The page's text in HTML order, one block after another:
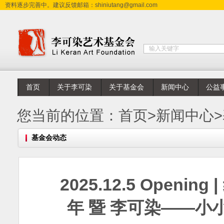
资料逐步完善中。建议反馈邮箱：shiniutang@gmail.com
首页 关于李可染 关于基金会 新闻中心 公益
您当前的位置： 首页>新闻中心>
基金会动态
2025.12.5 Opening |
年 暨 李可染——小